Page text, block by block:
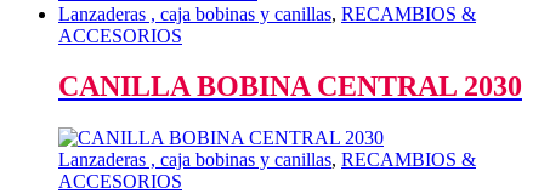
Lanzaderas , caja bobinas y canillas, RECAMBIOS &
ACCESORIOS
CANILLA BOBINA CENTRAL 2030
Lanzaderas , caja bobinas y canillas, RECAMBIOS &
ACCESORIOS